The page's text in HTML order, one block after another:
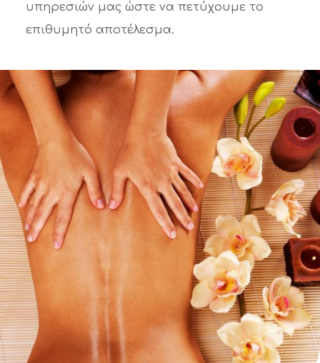
υπηρεσιών μας ώστε να πετύχουμε το
επιθυμητό αποτέλεσμα.